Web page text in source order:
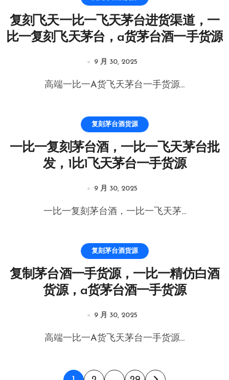
复刻飞天一比一飞天茅台进货渠道，一
比一复刻飞天茅台，a货茅台酒一手货源
9 月 30, 2025
高端一比一A货飞天茅台一手货源...
复刻茅台酒货源
一比一复刻茅台酒，一比一飞天茅台批
发，1比1飞天茅台一手货源
9 月 30, 2025
一比一复刻茅台酒，一比一飞天茅...
复刻茅台酒货源
复制茅台酒一手货源，一比一精仿白酒
货源，a货茅台酒一手货源
9 月 30, 2025
高端一比一A货飞天茅台一手货源...